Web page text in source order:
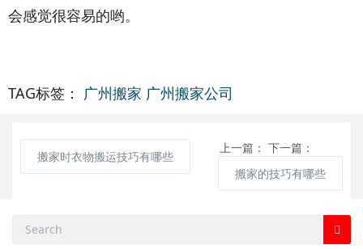
会感觉很容易的哟。
TAG标签： 广州搬家 广州搬家公司
上一篇：
搬家时衣物搬运技巧有哪些
下一篇：
搬家的技巧有哪些